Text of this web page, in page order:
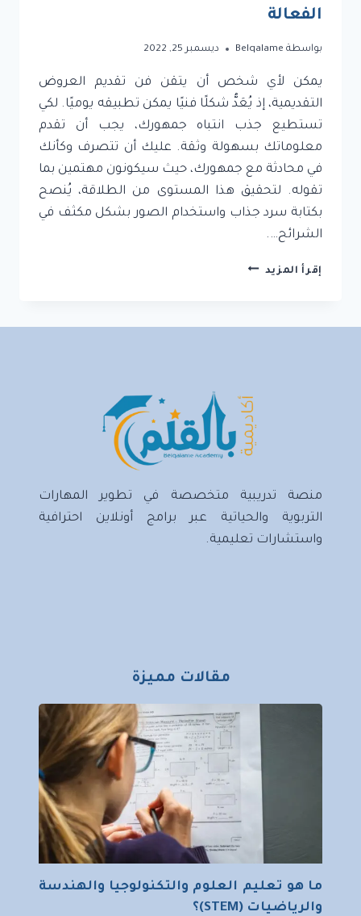
الفعالة
بواسطة Belqalame ديسمبر 25, 2022
يمكن لأي شخص أن يتقن فن تقديم العروض
التقديمية، إذ يُعَدُّ شكلًا فنيًا يمكن تطبيقه يوميًا. لكي
تستطيع جذب انتباه جمهورك، يجب أن تقدم
معلوماتك بسهولة وثقة. عليك أن تتصرف وكأنك
في محادثة مع جمهورك، حيث سيكونون مهتمين بما
تقوله. لتحقيق هذا المستوى من الطلاقة، يُنصح
بكتابة سرد جذاب واستخدام الصور بشكل مكثف في
الشرائح….
إقرأ المزيد كيفية
منصة تدريبية متخصصة في تطوير المهارات
التربوية والحياتية عبر برامج أونلاين احترافية
واستشارات تعليمية.
مقالات مميزة
ما هو تعليم العلوم والتكنولوجيا والهندسة
والرياضيات (STEM)؟